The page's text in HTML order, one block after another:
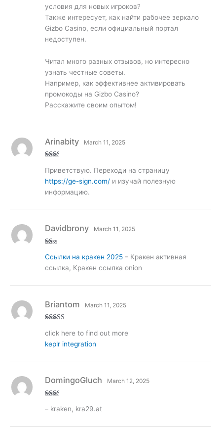
условия для новых игроков?
Также интересует, как найти рабочее зеркало
Gizbo Casino, если официальный портал
недоступен.
Читал много разных отзывов, но интересно
узнать честные советы.
Например, как эффективнее активировать
промокоды на Gizbo Casino?
Расскажите своим опытом!
2
out
of 5
Arinabity March 11, 2025
Приветствую. Переходи на страницу
https://ge-sign.com/и изучай полезную
информацию.
at
1
t
Davidbrony March 11, 2025
Ссылки на кракен 2025– Кракен активная
ссылка, Кракен ссылка onion
out of 5
Briantom March 11, 2025
click here to find out more
keplr integration
d 2
DomingoGluch March 12, 2025
– kraken, kra29.at